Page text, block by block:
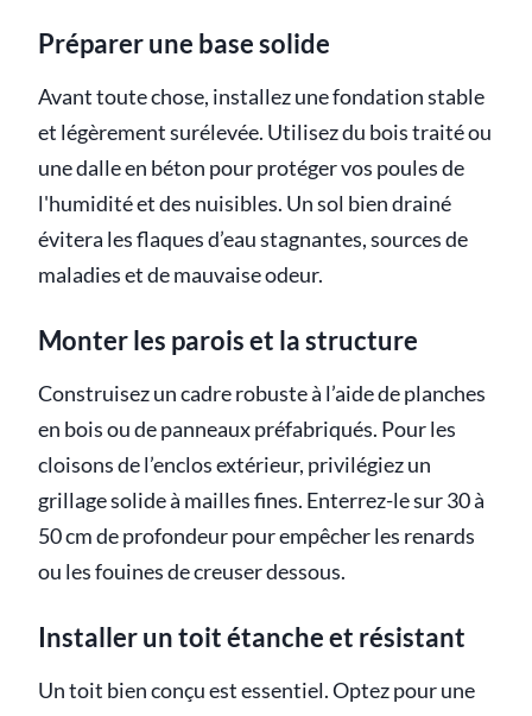
Préparer une base solide
Avant toute chose, installez une fondation stable
et légèrement surélevée. Utilisez du bois traité ou
une dalle en béton pour protéger vos poules de
l'humidité et des nuisibles. Un sol bien drainé
évitera les flaques d’eau stagnantes, sources de
maladies et de mauvaise odeur.
Monter les parois et la structure
Construisez un cadre robuste à l’aide de planches
en bois ou de panneaux préfabriqués. Pour les
cloisons de l’enclos extérieur, privilégiez un
grillage solide à mailles fines. Enterrez-le sur 30 à
50 cm de profondeur pour empêcher les renards
ou les fouines de creuser dessous.
Installer un toit étanche et résistant
Un toit bien conçu est essentiel. Optez pour une